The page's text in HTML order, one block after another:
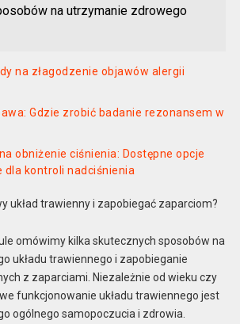
na utrzymanie zdrowego
na złagodzenie objawów alergii
Gdzie zrobić badanie rezonansem w
obniżenie ciśnienia: Dostępne opcje
kontroli nadciśnienia
układ trawienny i zapobiegać zaparciom?
omówimy kilka skutecznych sposobów na
układu trawiennego i zapobieganie
z zaparciami. Niezależnie od wieku czy
funkcjonowanie układu trawiennego jest
ogólnego samopoczucia i zdrowia.